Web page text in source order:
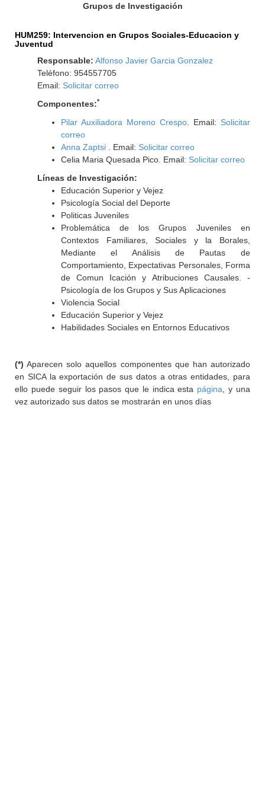
Grupos de Investigación
HUM259: Intervencion en Grupos Sociales-Educacion y
Juventud
Responsable: Alfonso Javier Garcia Gonzalez
Teléfono: 954557705
Email: Solicitar correo
Componentes:*
Pilar Auxiliadora Moreno Crespo. Email: Solicitar
correo
Anna Zaptsi
. Email: Solicitar correo
Celia Maria Quesada Pico. Email: Solicitar correo
Líneas de Investigación:
Educación Superior y Vejez
Psicología Social del Deporte
Politicas Juveniles
Problemática de los Grupos Juveniles en
Contextos Familiares, Sociales y la Borales,
Mediante el Análisis de Pautas de
Comportamiento, Expectativas Personales, Forma
de Comun Icación y Atribuciones Causales. -
Psicología de los Grupos y Sus Aplicaciones
Violencia Social
Educación Superior y Vejez
Habilidades Sociales en Entornos Educativos
(*) Aparecen solo aquellos componentes que han autorizado
en SICA la exportación de sus datos a otras entidades, para
ello puede seguir los pasos que le indica esta página , y una
vez autorizado sus datos se mostrarán en unos días